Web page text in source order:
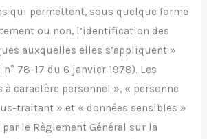
qui permettent, sous quelque forme
ou non, l’identification des
auxquelles elles s’appliquent »
78-17 du 6 janvier 1978). Les
à caractère personnel », « personne
traitant » et « données sensibles »
le Règlement Général sur la